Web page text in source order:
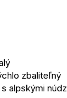
zbaliteľný
alpskými